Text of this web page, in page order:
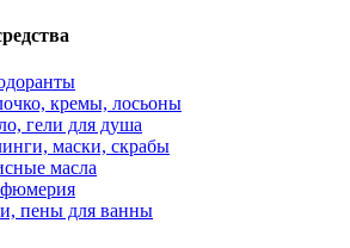
кремы, лосьоны
гели для душа
маски, скрабы
масла
пены для ванны